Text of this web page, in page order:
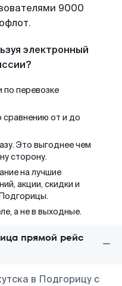
9000
электронный
по перевозке
сравнению от и до
Это выгоднее чем
сторону.
на лучшие
акции, скидки и
а не в выходные.
прямой рейс
в Подгорицу с